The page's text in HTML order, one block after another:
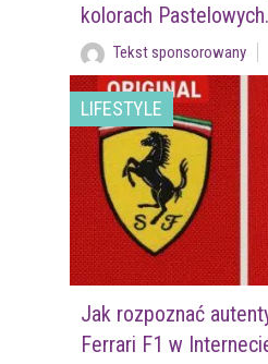
kolorach Pastelowych.
Tekst sponsorowany
LIFESTYLE
Jak rozpoznać
Ferrari F1 w